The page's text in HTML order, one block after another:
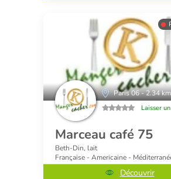
Paris 06 - 2.34 km
Laisser
Marceau café 75
Beth-Din, lait
Française - Americaine -
Découvrir